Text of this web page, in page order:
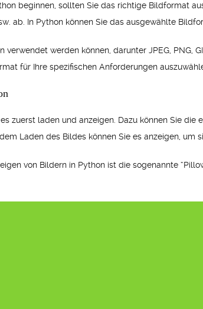
beginnen, sollten Sie das richtige Bildformat
ab. In Python können Sie das ausgewählte
werden können, darunter JPEG, PNG,
für Ihre spezifischen Anforderungen
zuerst laden und anzeigen. Dazu können Sie
Laden des Bildes können Sie es anzeigen, um
von Bildern in Python ist die sogenannte